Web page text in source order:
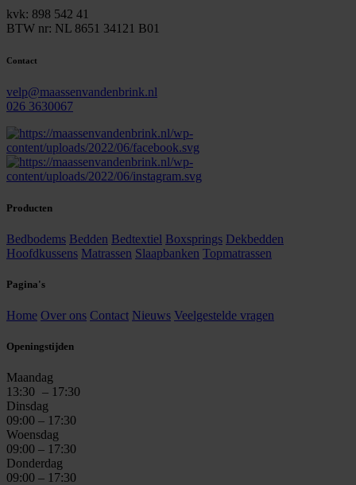
kvk: 898 542 41
BTW nr: NL 8651 34121 B01
Contact
velp@maassenvandenbrink.nl
026 3630067
Producten
Bedbodems Bedden Bedtextiel Boxsprings Dekbedden
Hoofdkussens Matrassen Slaapbanken Topmatrassen
Pagina's
Home Over ons Contact Nieuws Veelgestelde vragen
Openingstijden
Maandag
13:30 – 17:30
Dinsdag
09:00 – 17:30
Woensdag
09:00 – 17:30
Donderdag
09:00 – 17:30